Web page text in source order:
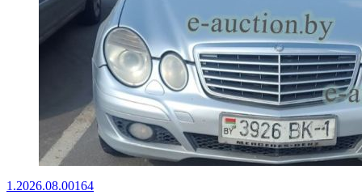
1.2026.08.00164